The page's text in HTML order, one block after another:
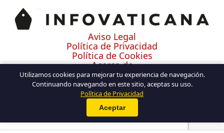
Aviso Legal
Política de Privacidad
Política de Cookies
Acerca de
Contacto
Utilizamos cookies para mejorar tu experiencia de navegación.
Continuando navegando en este sitio, aceptas su uso.
Política de Privacidad
Aceptar